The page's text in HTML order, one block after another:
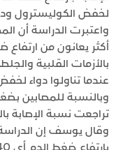
لخفض الكوليسترول
أكثر يعانون من
عندما تناولوا دواء
وبالنسبة للمصابين
تراجعت نسبة الإصابة
وقال يوسف إن الدراسة